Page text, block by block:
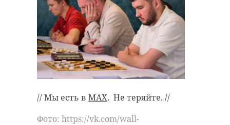
// Мы есть в MAX. Не теряйте. //
Фото: https://vk.com/wall-